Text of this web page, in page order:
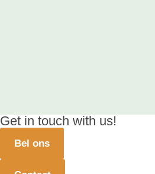
Get in touch with us!
Bel ons